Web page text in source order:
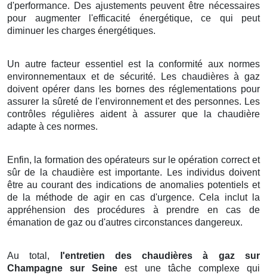
d'performance. Des ajustements peuvent être nécessaires
pour augmenter l'efficacité énergétique, ce qui peut
diminuer les charges énergétiques.
Un autre facteur essentiel est la conformité aux normes
environnementaux et de sécurité. Les chaudières à gaz
doivent opérer dans les bornes des réglementations pour
assurer la sûreté de l'environnement et des personnes. Les
contrôles régulières aident à assurer que la chaudière
adapte à ces normes.
Enfin, la formation des opérateurs sur le opération correct et
sûr de la chaudière est importante. Les individus doivent
être au courant des indications de anomalies potentiels et
de la méthode de agir en cas d'urgence. Cela inclut la
appréhension des procédures à prendre en cas de
émanation de gaz ou d'autres circonstances dangereux.
Au total,
l'entretien des chaudières à gaz sur
Champagne sur Seine est une tâche complexe qui